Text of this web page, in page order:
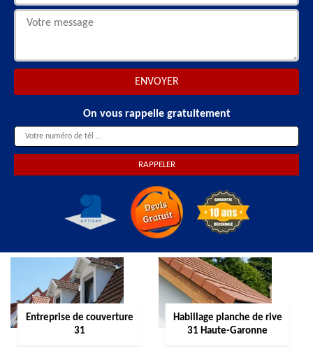
On vous rappelle gratuitement
Entreprise de couverture
31
Habillage planche de rive
31 Haute-Garonne